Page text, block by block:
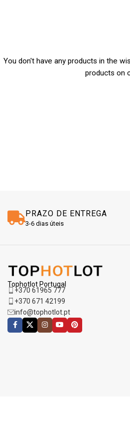
You don't have any products in the
products on
PRAZO DE ENTREGA
3-6 dias úteis
Tophotlot Portugal
+370 61965 777
+370 671 42199
info@tophotlot.pt